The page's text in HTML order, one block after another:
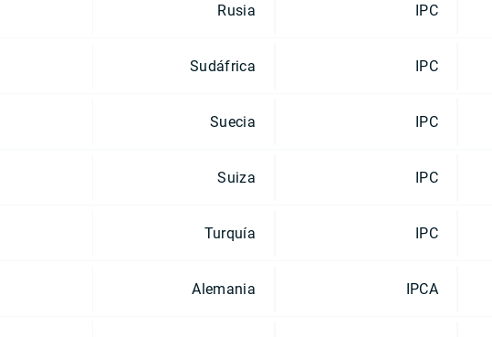
Rusia IPC
Sudáfrica IPC
Suecia IPC
Suiza IPC
Turquía IPC
Alemania IPCA